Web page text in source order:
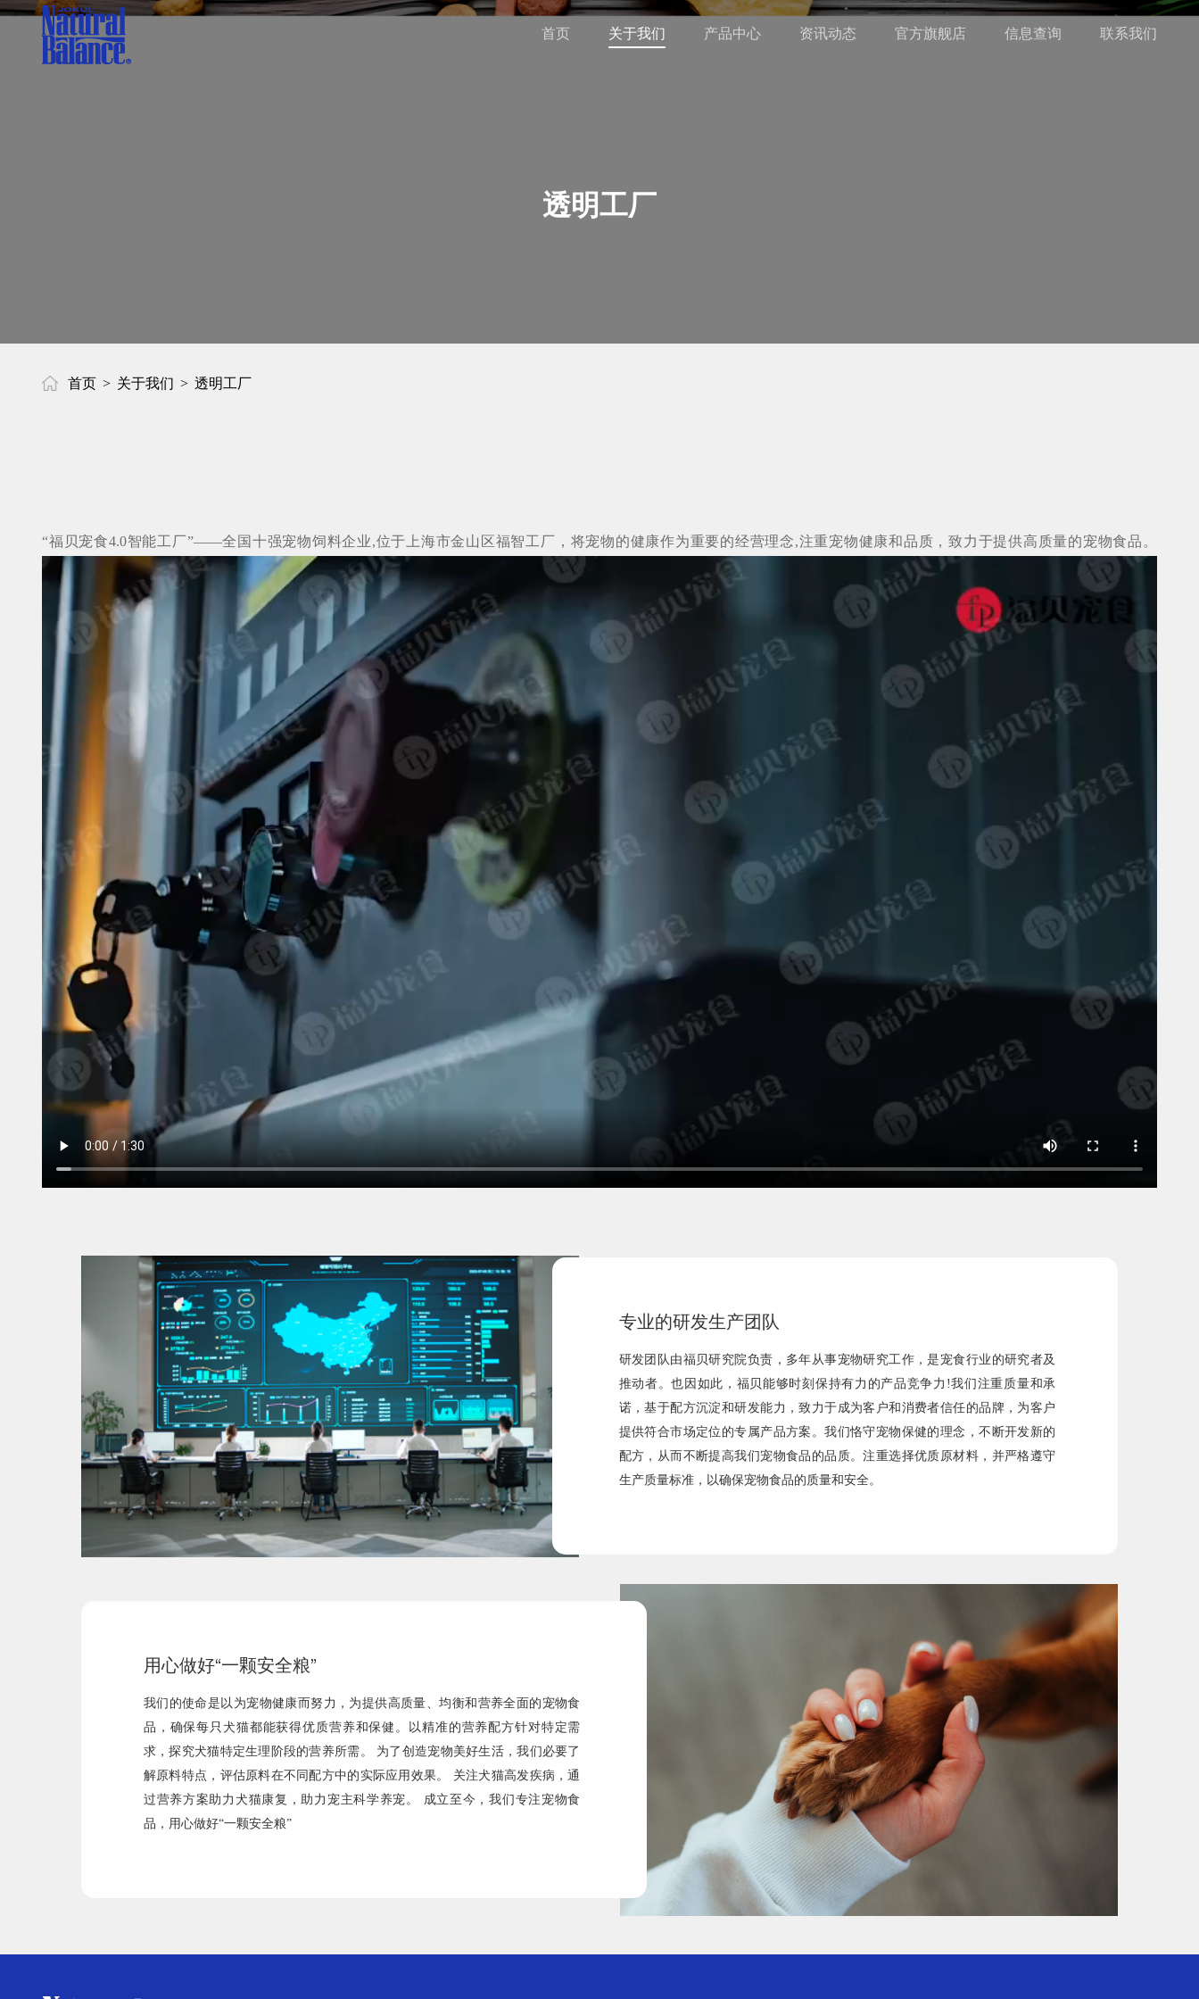
首页 关于我们 产品中心 资讯动态 官方旗舰店 信息查询 联系我们
透明工厂
首页 > 关于我们 > 透明工厂
“福贝宠食4.0智能工厂”——全国十强宠物饲料企业,位于上海市金山区福智工厂， 将宠物的健康作为重要的经营理念,注重宠物健康和品质，致力于提供高质量的宠物食品。
专业的研发生产团队
研发团队由福贝研究院负责，多年从事宠物研究工作，是宠食行业的研究者及
推动者。也因如此，福贝能够时刻保持有力的产品竞争力!我们注重质量和承
诺，基于配方沉淀和研发能力，致力于成为客户和消费者信任的品牌，为客户
提供符合市场定位的专属产品方案。我们恪守宠物保健的理念，不断开发新的
配方，从而不断提高我们宠物食品的品质。注重选择优质原材料，并严格遵守
生产质量标准，以确保宠物食品的质量和安全。
用心做好“一颗安全粮”
我们的使命是以为宠物健康而努力，为提供高质量、均衡和营养全面的宠物食
品，确保每只犬猫都能获得优质营养和保健。以精准的营养配方针对特定需
求，探究犬猫特定生理阶段的营养所需。 为了创造宠物美好生活，我们必要了
解原料特点，评估原料在不同配方中的实际应用效果。 关注犬猫高发疾病，通
过营养方案助力犬猫康复，助力宠主科学养宠。 成立至今，我们专注宠物食
品，用心做好“一颗安全粮”